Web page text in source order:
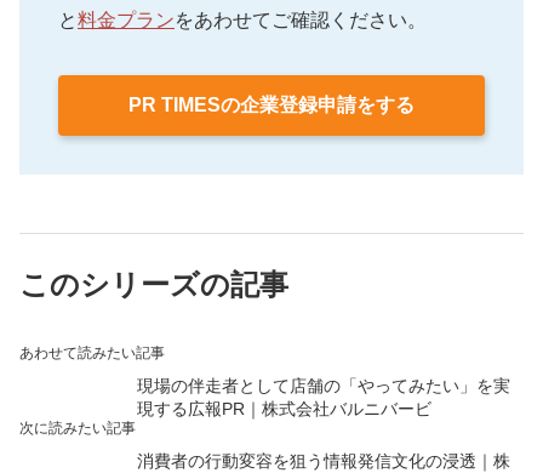
と料金プランをあわせてご確認ください。
PR TIMESの企業登録申請をする
このシリーズの記事
あわせて読みたい記事
現場の伴走者として店舗の「やってみたい」を実
現する広報PR｜株式会社バルニバービ
次に読みたい記事
消費者の行動変容を狙う情報発信文化の浸透｜株